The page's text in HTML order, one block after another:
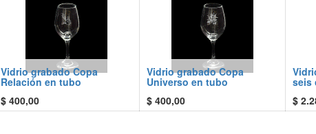
Vidrio grabado Copa
Relación en tubo
$ 400,00
Vidrio grabado Copa
Universo en tubo
$ 400,00
seis
$